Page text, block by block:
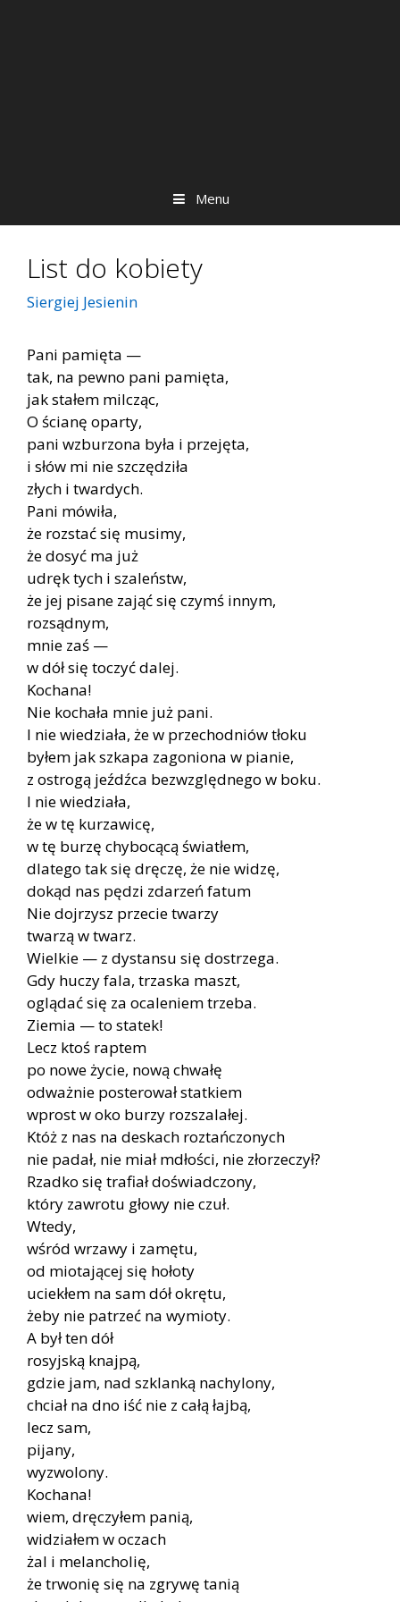
Menu
List do kobiety
Siergiej Jesienin
Pani pamięta —
tak, na pewno pani pamięta,
jak stałem milcząc,
O ścianę oparty,
pani wzburzona była i przejęta,
i słów mi nie szczędziła
złych i twardych.
Pani mówiła,
że rozstać się musimy,
że dosyć ma już
udręk tych i szaleństw,
że jej pisane zająć się czymś innym,
rozsądnym,
mnie zaś —
w dół się toczyć dalej.
Kochana!
Nie kochała mnie już pani.
I nie wiedziała, że w przechodniów tłoku
byłem jak szkapa zagoniona w pianie,
z ostrogą jeźdźca bezwzględnego w boku.
I nie wiedziała,
że w tę kurzawicę,
w tę burzę chybocącą światłem,
dlatego tak się dręczę, że nie widzę,
dokąd nas pędzi zdarzeń fatum
Nie dojrzysz przecie twarzy
twarzą w twarz.
Wielkie — z dystansu się dostrzega.
Gdy huczy fala, trzaska maszt,
oglądać się za ocaleniem trzeba.
Ziemia — to statek!
Lecz ktoś raptem
po nowe życie, nową chwałę
odważnie posterował statkiem
wprost w oko burzy rozszalałej.
Któż z nas na deskach roztańczonych
nie padał, nie miał mdłości, nie złorzeczył?
Rzadko się trafiał doświadczony,
który zawrotu głowy nie czuł.
Wtedy,
wśród wrzawy i zamętu,
od miotającej się hołoty
uciekłem na sam dół okrętu,
żeby nie patrzeć na wymioty.
A był ten dół
rosyjską knajpą,
gdzie jam, nad szklanką nachylony,
chciał na dno iść nie z całą łajbą,
lecz sam,
pijany,
wyzwolony.
Kochana!
wiem, dręczyłem panią,
widziałem w oczach
żal i melancholię,
że trwonię się na zgrywę tanią